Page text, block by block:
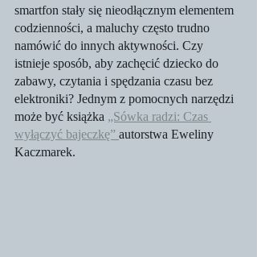
smartfon stały się nieodłącznym elementem
codzienności, a maluchy często trudno
namówić do innych aktywności. Czy
istnieje sposób, aby zachęcić dziecko do
zabawy, czytania i spędzania czasu bez
elektroniki? Jednym z pomocnych narzędzi
może być książka „Sówka radzi: Czas
wyłączyć bajeczkę” autorstwa Eweliny
Kaczmarek.